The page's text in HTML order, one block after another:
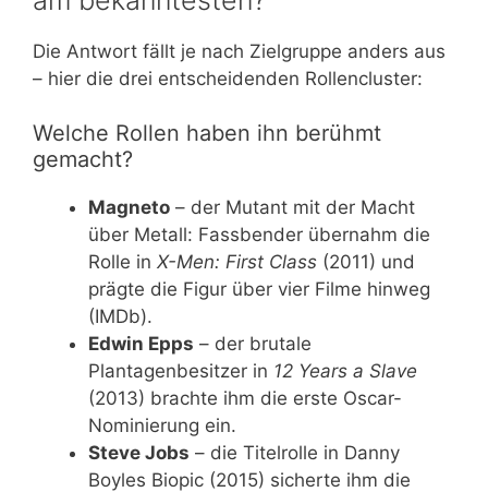
Die Antwort fällt je nach Zielgruppe anders aus
– hier die drei entscheidenden Rollencluster:
Welche Rollen haben ihn berühmt
gemacht?
Magneto – der Mutant mit der Macht
über Metall: Fassbender übernahm die
Rolle in X-Men: First Class (2011) und
prägte die Figur über vier Filme hinweg
(IMDb).
Edwin Epps – der brutale
Plantagenbesitzer in 12 Years a Slave
(2013) brachte ihm die erste Oscar-
Nominierung ein.
Steve Jobs – die Titelrolle in Danny
Boyles Biopic (2015) sicherte ihm die